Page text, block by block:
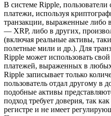
В системе Ripple,
платежи, используя
транзакции, выраженные либо
— XRP, либо в других,
(включая реальные активы,
полетные мили и др.). Для
Ripple может использовать
платежей, выраженных в любых
Ripple записывает только
пользователь отдал другому в
подобные активы
подход требует доверия, так
регистре и не имеет